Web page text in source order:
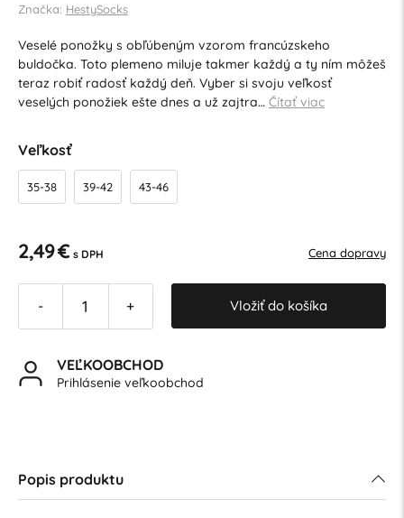
Značka: HestySocks
Veselé ponožky s obľúbeným vzorom francúzskeho
buldočka. Toto plemeno miluje takmer každý a ty ním môžeš
teraz robiť radosť každý deň. Vyber si svoju veľkosť
veselých ponožiek ešte dnes a už zajtra… Čítať viac
Veľkosť
35-38 39-42 43-46
2,49 € s DPH Cena dopravy
- + Vložiť do košíka
VEĽKOOBCHOD
Prihlásenie veľkoobchod
Popis produktu